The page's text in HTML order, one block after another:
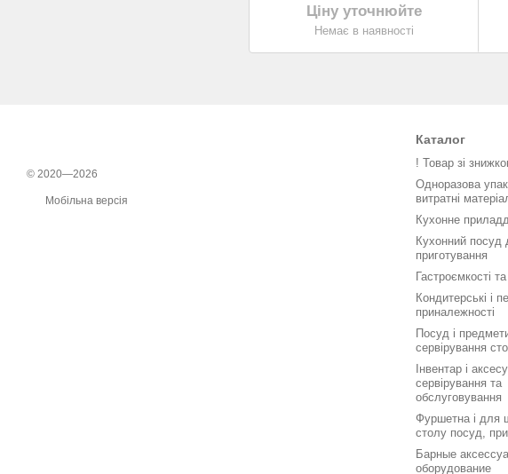
Ціну уточнюйте
Немає в наявності
© 2020—2026
Мобільна версія
Каталог
! Товар зі
Одноразова
витратні
Кухонне
Кухонний посуд
приготування
Гастроємкості
Кондитерські і
приналежності
Посуд і
сервірування
Інвентар і
сервірування та
обслуговування
Фуршетна і для
столу посуд,
Барные
оборудование